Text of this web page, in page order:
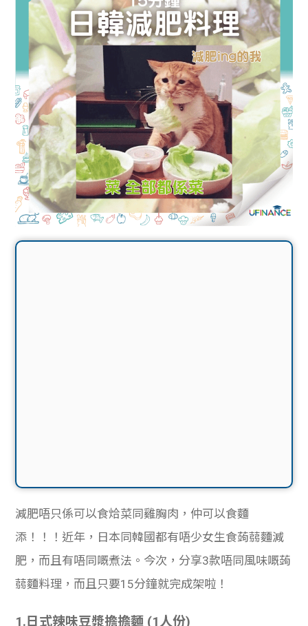
減肥唔只係可以食烚菜同雞胸肉，仲可以食麵
添！！！近年，日本同韓國都有唔少女生食蒟蒻麵減
肥，而且有唔同嘅煮法。今次，分享3款唔同風味嘅蒟
蒻麵料理，而且只要15分鐘就完成架啦！
1.日式辣味豆漿擔擔麵 (1人份)